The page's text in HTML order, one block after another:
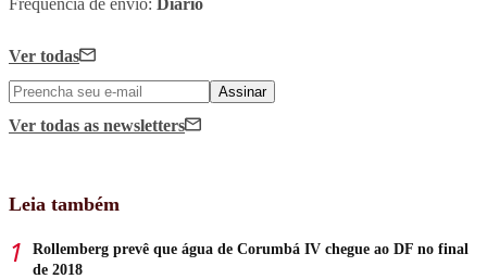
Ver todas
Assinar
Ver todas as newsletters
Leia também
Rollemberg prevê que água de Corumbá IV chegue ao DF no final
de 2018